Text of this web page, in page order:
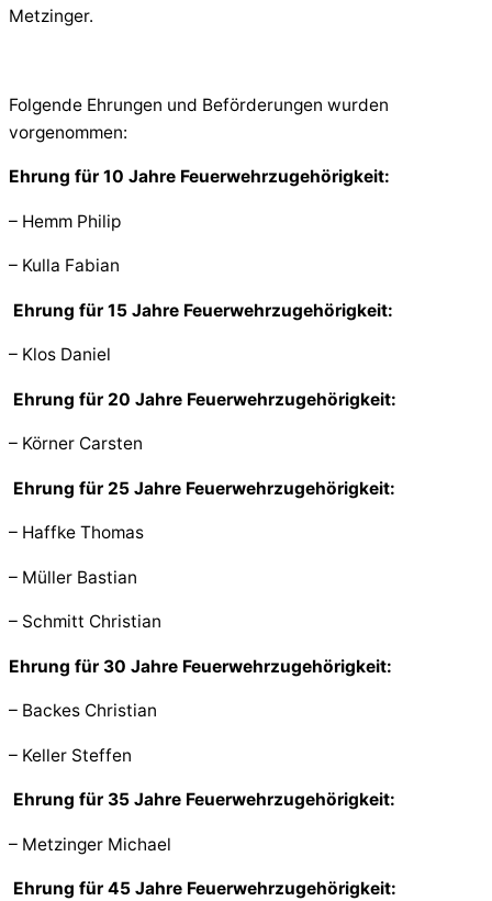
Metzinger.
Folgende Ehrungen und Beförderungen wurden
vorgenommen:
Ehrung für 10 Jahre Feuerwehrzugehörigkeit:
– Hemm Philip
– Kulla Fabian
Ehrung für 15 Jahre Feuerwehrzugehörigkeit:
– Klos Daniel
Ehrung für 20 Jahre Feuerwehrzugehörigkeit:
– Körner Carsten
Ehrung für 25 Jahre Feuerwehrzugehörigkeit:
– Haffke Thomas
– Müller Bastian
– Schmitt Christian
Ehrung für 30 Jahre Feuerwehrzugehörigkeit:
– Backes Christian
– Keller Steffen
Ehrung für 35 Jahre Feuerwehrzugehörigkeit:
– Metzinger Michael
Ehrung für 45 Jahre Feuerwehrzugehörigkeit: